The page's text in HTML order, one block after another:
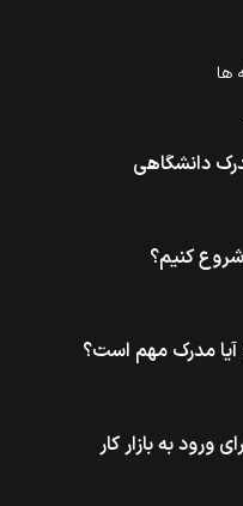
ها
دانشگاهی
کنیم؟
مدرک مهم است؟
به بازار کار